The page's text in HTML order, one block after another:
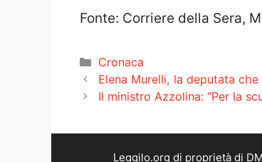
Fonte: Corriere della Sera,
Categorie
Cronaca
Elena Murelli, la deputata che
Il ministro Azzolina: “Per la
Leggilo.org di proprietà di